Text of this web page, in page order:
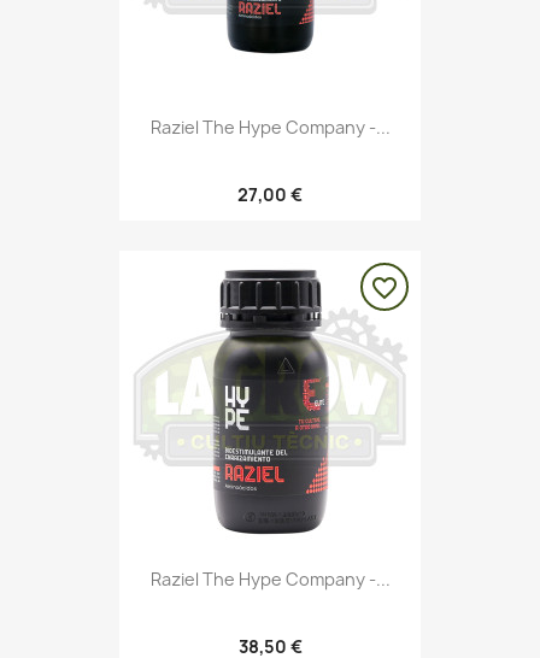
Raziel The Hype Company -...
27,00 €
Raziel The Hype Company -...
38,50 €
favorite_border